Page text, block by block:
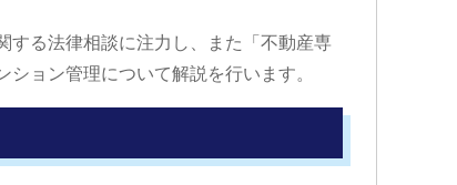
する法律相談に注力し、また「不動産専
ョン管理について解説を行います。